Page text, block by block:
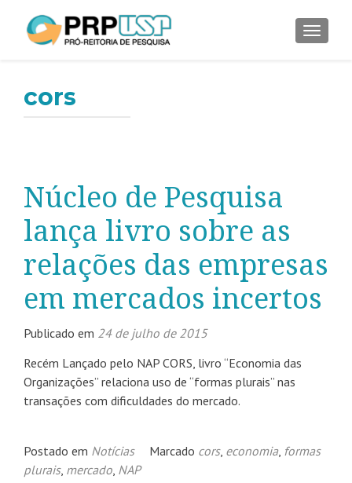
cors
Núcleo de Pesquisa
lança livro sobre as
relações das empresas
em mercados incertos
Publicado em 24 de julho de 2015
Recém Lançado pelo NAP CORS, livro “Economia das
Organizações” relaciona uso de “formas plurais” nas
transações com dificuldades do mercado.
Postado em Notícias Marcado cors, economia, formas
plurais, mercado, NAP